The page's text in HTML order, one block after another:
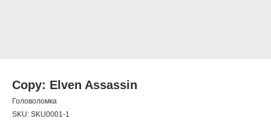
Copy: Elven Assassin
Головоломка
SKU: SKU0001-1